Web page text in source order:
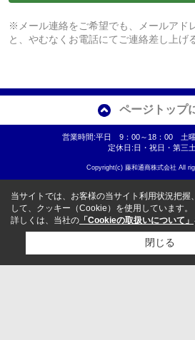
※メール連絡をご希望でも、メールアド
と、やむなくお電話にてご連絡差し上げ
ページトップ
営業時間:平日 9：00～18：00 土
定休日:日・祝日・第三
Copyright(c) 藤和通商株式会社 All
当サイトでは、お客様の当サイト利用状況把握
して、クッキー（Cookie）を使用しています。
詳しくは、当社の 「Cookieの取扱いについて」
閉じる